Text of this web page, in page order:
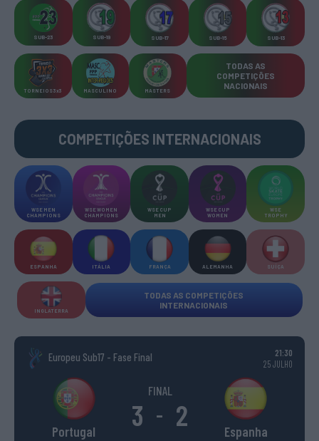
SUB-23 SUB-19 SUB-17 SUB-15 SUB-13
TORNEIOS 3x3 MASCULINO MASTERS
TODAS AS
COMPETIÇÕES
NACIONAIS
COMPETIÇÕES INTERNACIONAIS
WSE MEN
CHAMPIONS
WSE WOMEN
CHAMPIONS
WSE CUP
MEN
WSE CUP
WOMEN
WSE
TROPHY
ESPANHA ITÁLIA FRANÇA ALEMANHA SUÍÇA
INGLATERRA
TODAS AS COMPETIÇÕES
INTERNACIONAIS
Europeu Sub17 - Fase Final
21:30
25 JULHO
Portugal
FINAL
3 - 2 Espanha